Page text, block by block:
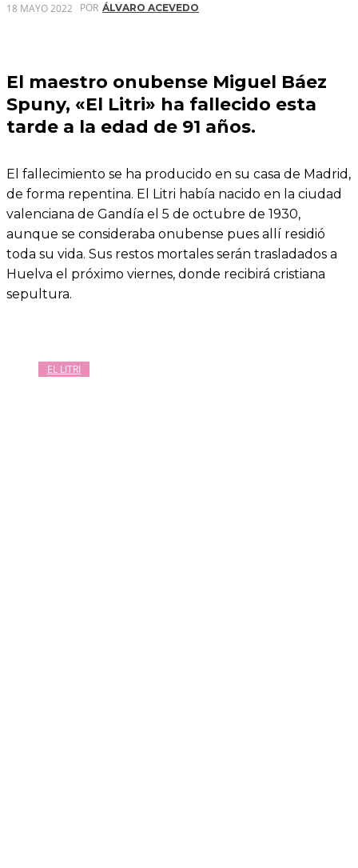
18 MAYO 2022 POR ÁLVARO ACEVEDO
El maestro onubense Miguel Báez
Spuny, «El Litri» ha fallecido esta
tarde a la edad de 91 años.
El fallecimiento se ha producido en su casa de Madrid,
de forma repentina. El Litri había nacido en la ciudad
valenciana de Gandía el 5 de octubre de 1930,
aunque se consideraba onubense pues allí residió
toda su vida. Sus restos mortales serán trasladados a
Huelva el próximo viernes, donde recibirá cristiana
sepultura.
EL LITRI